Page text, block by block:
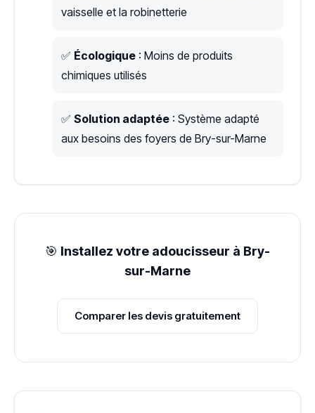
vaisselle et la robinetterie
✅ Écologique : Moins de produits
chimiques utilisés
✅ Solution adaptée : Système adapté
aux besoins des foyers de Bry-sur-Marne
🎯 Installez votre adoucisseur à Bry-
sur-Marne
Comparer les devis gratuitement